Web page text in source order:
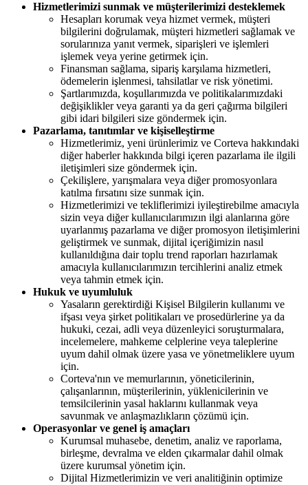
Hizmetlerimizi sunmak ve müşterilerimizi desteklemek
Hesapları korumak veya hizmet vermek, müşteri
bilgilerini doğrulamak, müşteri hizmetleri sağlamak ve
sorularınıza yanıt vermek, siparişleri ve işlemleri
işlemek veya yerine getirmek için.
Finansman sağlama, sipariş karşılama hizmetleri,
ödemelerin işlenmesi, tahsilatlar ve risk yönetimi.
Şartlarımızda, koşullarımızda ve politikalarımızdaki
değişiklikler veya garanti ya da geri çağırma bilgileri
gibi idari bilgileri size göndermek için.
Pazarlama, tanıtımlar ve kişiselleştirme
Hizmetlerimiz, yeni ürünlerimiz ve Corteva hakkındaki
diğer haberler hakkında bilgi içeren pazarlama ile ilgili
iletişimleri size göndermek için.
Çekilişlere, yarışmalara veya diğer promosyonlara
katılma fırsatını size sunmak için.
Hizmetlerimizi ve tekliflerimizi iyileştirebilme amacıyla
sizin veya diğer kullanıcılarımızın ilgi alanlarına göre
uyarlanmış pazarlama ve diğer promosyon iletişimlerini
geliştirmek ve sunmak, dijital içeriğimizin nasıl
kullanıldığına dair toplu trend raporları hazırlamak
amacıyla kullanıcılarımızın tercihlerini analiz etmek
veya tahmin etmek için.
Hukuk ve uyumluluk
Yasaların gerektirdiği Kişisel Bilgilerin kullanımı ve
ifşası veya şirket politikaları ve prosedürlerine ya da
hukuki, cezai, adli veya düzenleyici soruşturmalara,
incelemelere, mahkeme celplerine veya taleplerine
uyum dahil olmak üzere yasa ve yönetmeliklere uyum
için.
Corteva'nın ve memurlarının, yöneticilerinin,
çalışanlarının, müşterilerinin, yüklenicilerinin ve
temsilcilerinin yasal haklarını kullanmak veya
savunmak ve anlaşmazlıkların çözümü için.
Operasyonlar ve genel iş amaçları
Kurumsal muhasebe, denetim, analiz ve raporlama,
birleşme, devralma ve elden çıkarmalar dahil olmak
üzere kurumsal yönetim için.
Dijital Hizmetlerimizin ve veri analitiğinin optimize